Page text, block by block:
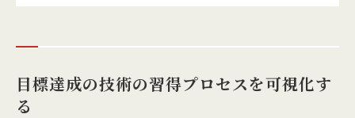
目標達成の技術の習得プロセスを可視化す
る